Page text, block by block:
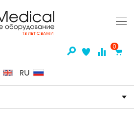
18 ЛЕТ С ВАМИ
0
RU